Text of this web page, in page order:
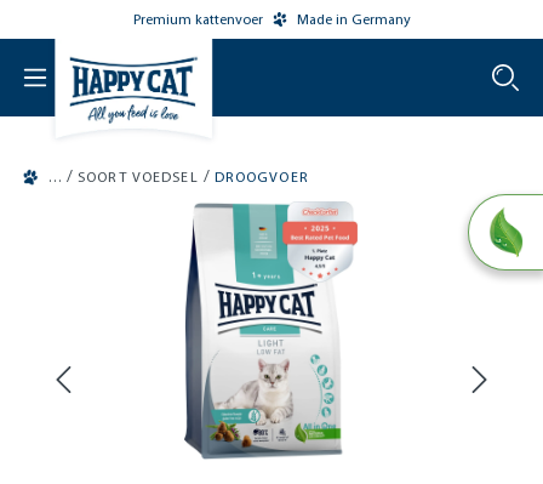
Premium kattenvoer Made in Germany
/ SOORT VOEDSEL / DROOGVOER